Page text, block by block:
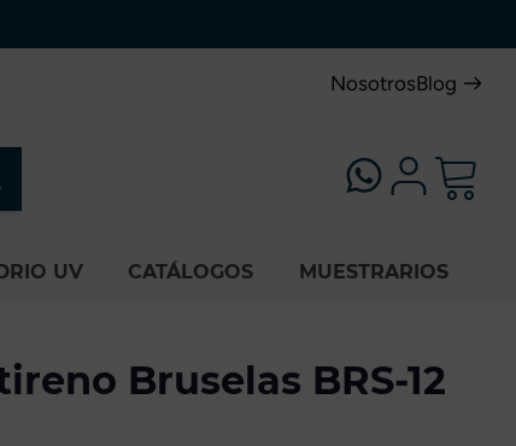
NosotrosBlog
UV CATÁLOGOS MUESTRARIOS
Bruselas BRS-12